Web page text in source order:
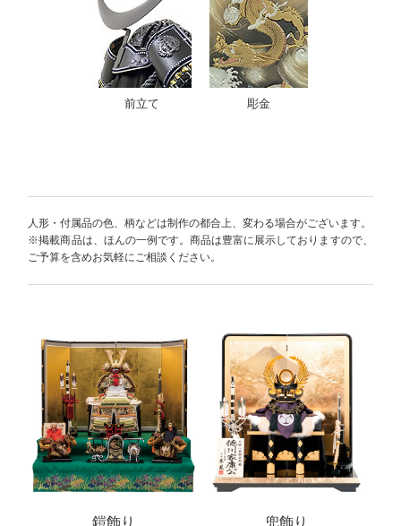
前立て 彫金
人形・付属品の色、柄などは制作の都合上、変わる場合がございます。
※掲載商品は、ほんの一例です。商品は豊富に展示しておりますので、
ご予算を含めお気軽にご相談ください。
鎧飾り 兜飾り